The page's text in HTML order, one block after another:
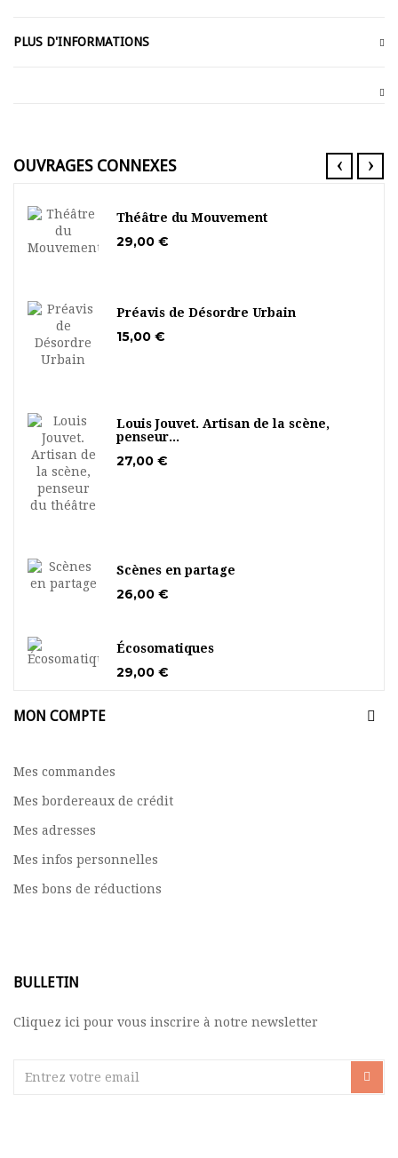
PLUS D'INFORMATIONS
OUVRAGES CONNEXES ‹ ›
Théâtre du Mouvement
29,00 €
Préavis de Désordre Urbain
15,00 €
Louis Jouvet. Artisan de la scène,
penseur...
27,00 €
Scènes en partage
26,00 €
Écosomatiques
29,00 €
MON COMPTE
Mes commandes
Mes bordereaux de crédit
Mes adresses
Mes infos personnelles
Mes bons de réductions
BULLETIN
Cliquez ici pour vous inscrire à notre newsletter